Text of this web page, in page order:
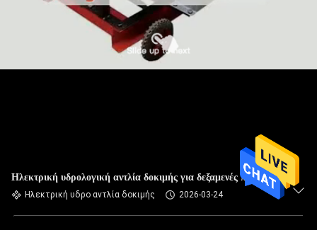
Ηλεκτρική υδρολογική αντλία δοκιμής για δεξαμενές πίεσης
Ηλεκτρική υδρο αντλία δοκιμής 2026-03-24